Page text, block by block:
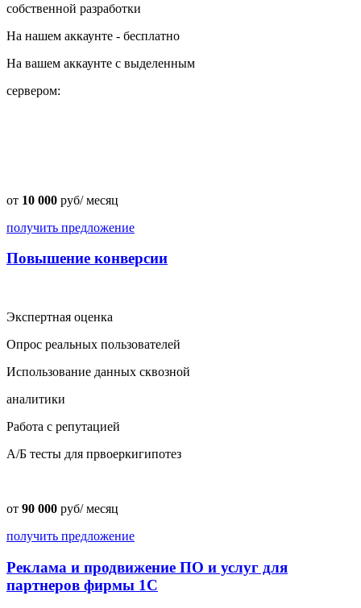
собственной разработки
На нашем аккаунте - бесплатно
На вашем аккаунте с выделенным
сервером:
от 10 000 руб/ месяц
получить предложение
Повышение конверсии
Экспертная оценка
Опрос реальных пользователей
Использование данных сквозной
аналитики
Работа с репутацией
А/Б тесты для првоеркигипотез
от 90 000 руб/ месяц
получить предложение
Реклама и продвижение ПО и услуг для
партнеров фирмы 1С